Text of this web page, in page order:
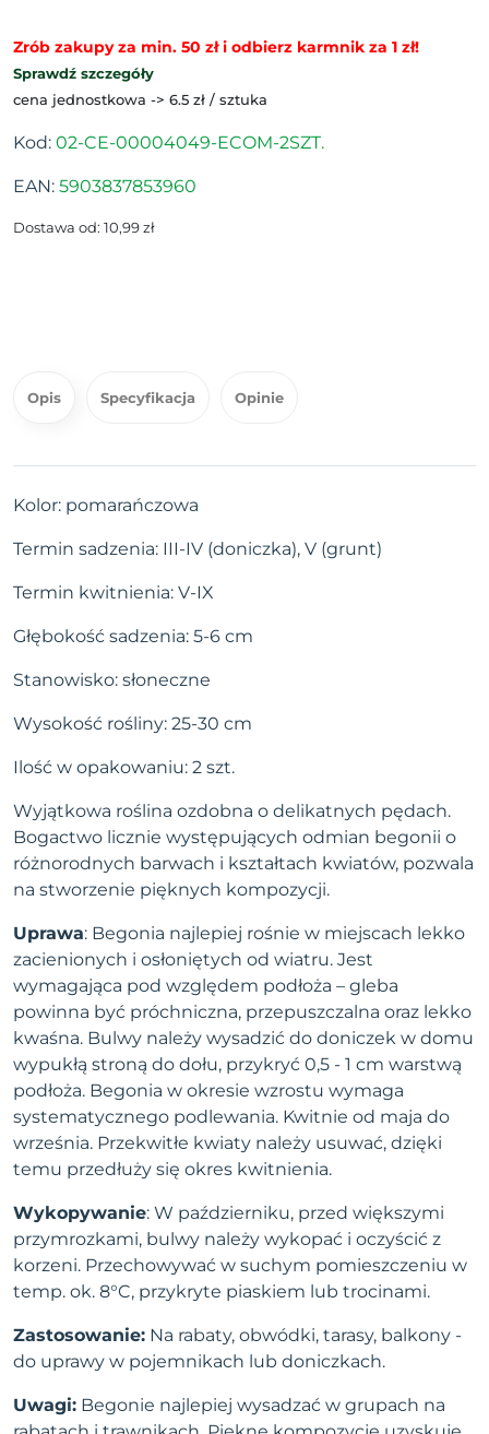
Zrób zakupy za min. 50 zł i odbierz karmnik za 1 zł!
Sprawdź szczegóły
cena jednostkowa -> 6.5 zł / sztuka
Kod: 02-CE-00004049-ECOM-2SZT.
EAN: 5903837853960
Dostawa od: 10,99 zł
Opis Specyfikacja Opinie
Kolor: pomarańczowa
Termin sadzenia: III-IV (doniczka), V (grunt)
Termin kwitnienia: V-IX
Głębokość sadzenia: 5-6 cm
Stanowisko: słoneczne
Wysokość rośliny: 25-30 cm
Ilość w opakowaniu: 2 szt.
Wyjątkowa roślina ozdobna o delikatnych pędach.
Bogactwo licznie występujących odmian begonii o
różnorodnych barwach i kształtach kwiatów, pozwala
na stworzenie pięknych kompozycji.
Uprawa: Begonia najlepiej rośnie w miejscach lekko
zacienionych i osłoniętych od wiatru. Jest
wymagająca pod względem podłoża – gleba
powinna być próchniczna, przepuszczalna oraz lekko
kwaśna. Bulwy należy wysadzić do doniczek w domu
wypukłą stroną do dołu, przykryć 0,5 - 1 cm warstwą
podłoża. Begonia w okresie wzrostu wymaga
systematycznego podlewania. Kwitnie od maja do
września. Przekwitłe kwiaty należy usuwać, dzięki
temu przedłuży się okres kwitnienia.
Wykopywanie: W październiku, przed większymi
przymrozkami, bulwy należy wykopać i oczyścić z
korzeni. Przechowywać w suchym pomieszczeniu w
temp. ok. 8°C, przykryte piaskiem lub trocinami.
Zastosowanie: Na rabaty, obwódki, tarasy, balkony -
do uprawy w pojemnikach lub doniczkach.
Uwagi: Begonie najlepiej wysadzać w grupach na